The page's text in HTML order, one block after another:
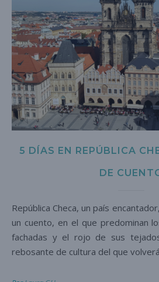
5 DÍAS EN REPÚBLICA
DE
República Checa, un país encantador, como recién salido de
un cuento, en el que predominan
fachadas y el rojo de sus
rebosante de cultura del que